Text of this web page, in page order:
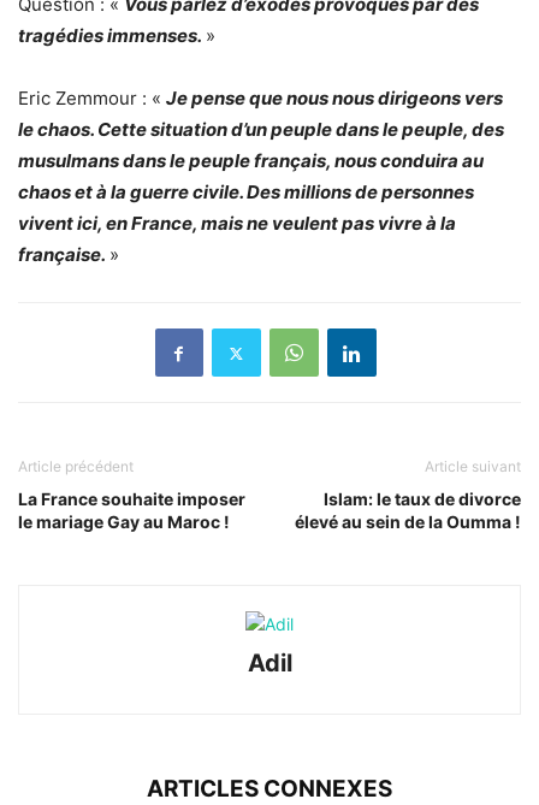
tragédies immenses. »
Eric Zemmour : « Je pense que nous nous dirigeons vers
le chaos. Cette situation d’un peuple dans le peuple, des
musulmans dans le peuple français, nous conduira au
chaos et à la guerre civile. Des millions de personnes
vivent ici, en France, mais ne veulent pas vivre à la
française. »
Article précédent
La France souhaite imposer
le mariage Gay au Maroc !
Article suivant
Islam: le taux de divorce
élevé au sein de la Oumma !
Adil
ARTICLES CONNEXES